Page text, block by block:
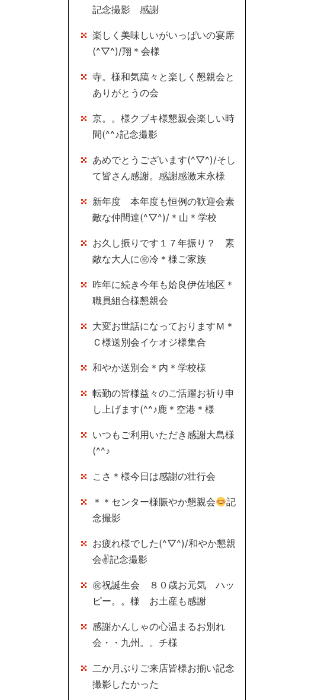
記念撮影 感謝
楽しく美味しいがいっぱいの宴席
(^▽^)/翔＊会様
寺。様和気藹々と楽しく懇親会と
ありがとうの会
京。。様クブキ様懇親会楽しい時
間(^^♪記念撮影
あめでとうございます(^▽^)/そし
て皆さん感謝。感謝感激末永様
新年度 本年度も恒例の歓迎会素
敵な仲間達(^▽^)/＊山＊学校
お久し振りです１７年振り？ 素
敵な大人に㊗冷＊様ご家族
昨年に続き今年も姶良伊佐地区＊
職員組合様懇親会
大変お世話になっておりますＭ＊
Ｃ様送別会イケオジ様集合
和やか送別会＊内＊学校様
転勤の皆様益々のご活躍お祈り申
し上げます(^^♪鹿＊空港＊様
いつもご利用いただき感謝大島様
(^^♪
こさ＊様今日は感謝の壮行会
＊＊センター様賑やか懇親会
記
念撮影
お疲れ様でした(^▽^)/和やか懇親
会✌記念撮影
㊗祝誕生会 ８０歳お元気 ハッ
ピー。。様 お土産も感謝
感謝かんしゃの心温まるお別れ
会・・九州。。チ様
二か月ぶりご来店皆様お揃い記念
撮影したかった